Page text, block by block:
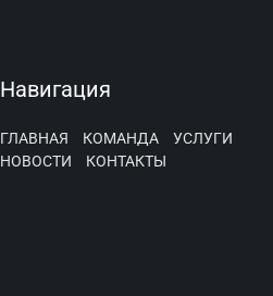
Навигация
ГЛАВНАЯ КОМАНДА
УСЛУГИ
НОВОСТИ
КОНТАКТЫ